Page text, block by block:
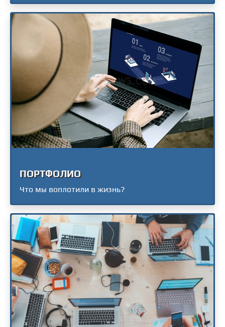
ПОРТФОЛИО
Что мы воплотили в жизнь?